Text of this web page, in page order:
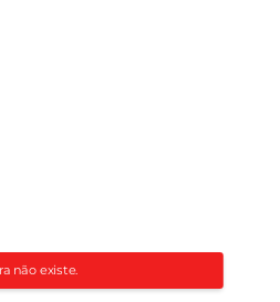
não existe.